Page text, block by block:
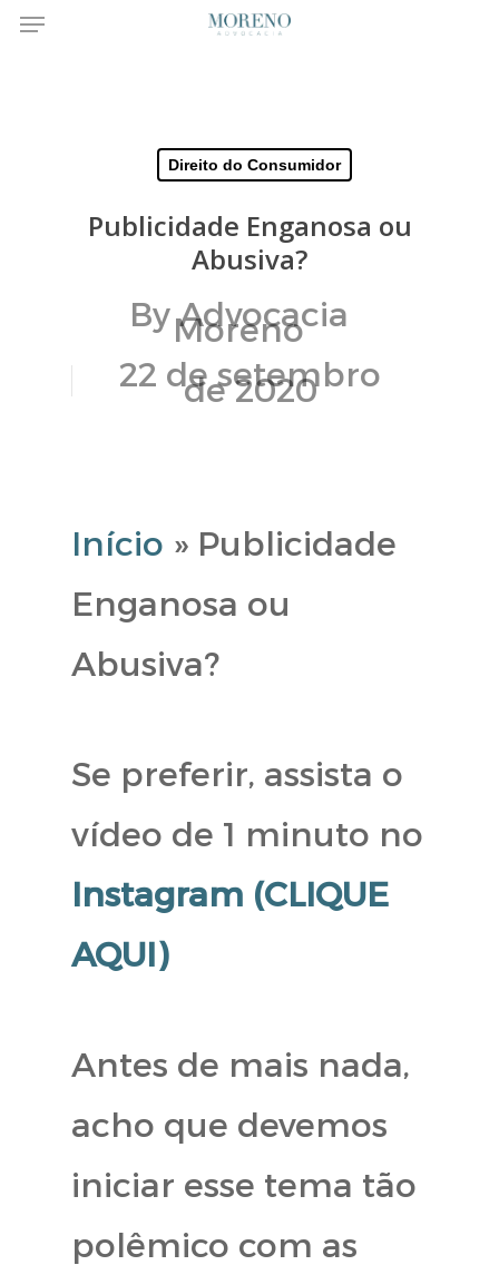
Skip
content
Menu
Direito do Consumidor
Publicidade Enganosa ou
Abusiva?
By Advocacia
Moreno
22 de setembro
de 2020
Início » Publicidade
Enganosa ou
Abusiva?
Se preferir, assista o
vídeo de 1 minuto no
Instagram (CLIQUE
AQUI)
Antes de mais nada,
acho que devemos
iniciar esse tema tão
polêmico com as